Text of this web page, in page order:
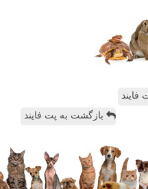
فایند
بازگشت به پت فایند